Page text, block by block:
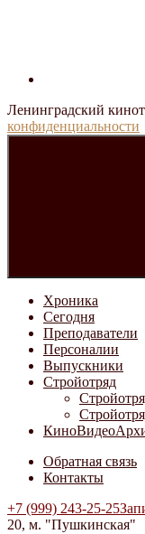
Ленинградский
конфиденциальности
Хроника
Сегодня
Преподаватели
Персоналии
Выпускники
Стройотряд
Обратная связь
Контакты
+7 (999) 243-25-25
20, м. "Пушкинская"